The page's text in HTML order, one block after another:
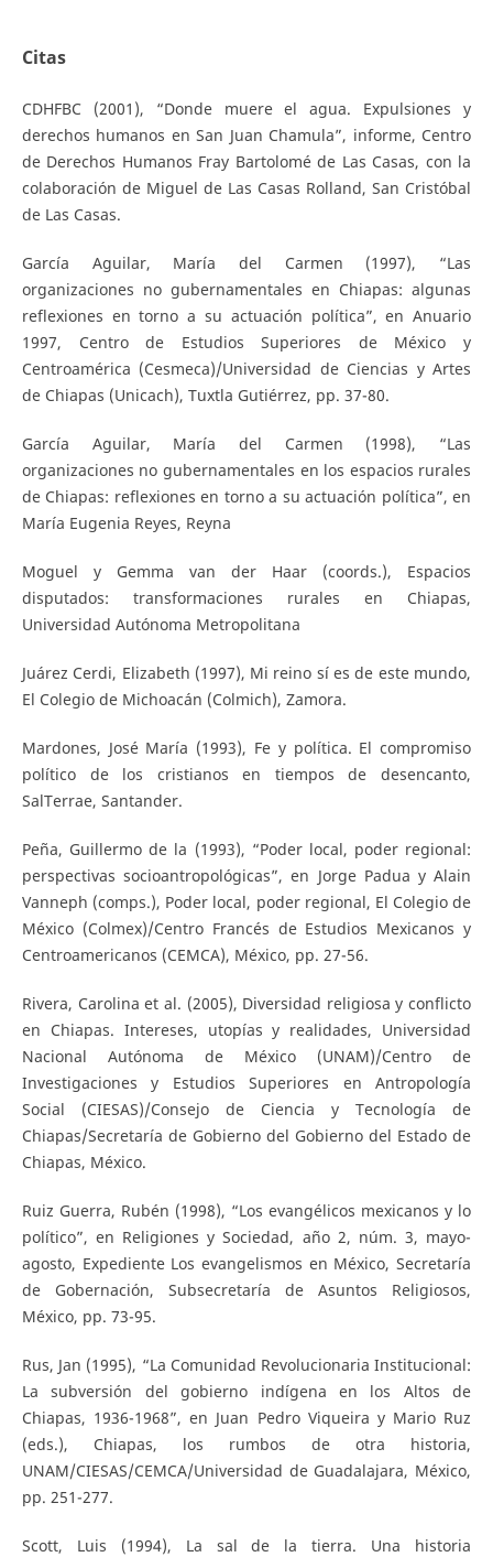
Citas
CDHFBC (2001), “Donde muere el agua. Expulsiones y
derechos humanos en San Juan Chamula”, informe, Centro
de Derechos Humanos Fray Bartolomé de Las Casas, con la
colaboración de Miguel de Las Casas Rolland, San Cristóbal
de Las Casas.
García Aguilar, María del Carmen (1997), “Las
organizaciones no gubernamentales en Chiapas: algunas
reflexiones en torno a su actuación política”, en Anuario
1997, Centro de Estudios Superiores de México y
Centroamérica (Cesmeca)/Universidad de Ciencias y Artes
de Chiapas (Unicach), Tuxtla Gutiérrez, pp. 37-80.
García Aguilar, María del Carmen (1998), “Las
organizaciones no gubernamentales en los espacios rurales
de Chiapas: reflexiones en torno a su actuación política”, en
María Eugenia Reyes, Reyna
Moguel y Gemma van der Haar (coords.), Espacios
disputados: transformaciones rurales en Chiapas,
Universidad Autónoma Metropolitana
Juárez Cerdi, Elizabeth (1997), Mi reino sí es de este mundo,
El Colegio de Michoacán (Colmich), Zamora.
Mardones, José María (1993), Fe y política. El compromiso
político de los cristianos en tiempos de desencanto,
SalTerrae, Santander.
Peña, Guillermo de la (1993), “Poder local, poder regional:
perspectivas socioantropológicas”, en Jorge Padua y Alain
Vanneph (comps.), Poder local, poder regional, El Colegio de
México (Colmex)/Centro Francés de Estudios Mexicanos y
Centroamericanos (CEMCA), México, pp. 27-56.
Rivera, Carolina et al. (2005), Diversidad religiosa y conflicto
en Chiapas. Intereses, utopías y realidades, Universidad
Nacional Autónoma de México (UNAM)/Centro de
Investigaciones y Estudios Superiores en Antropología
Social (CIESAS)/Consejo de Ciencia y Tecnología de
Chiapas/Secretaría de Gobierno del Gobierno del Estado de
Chiapas, México.
Ruiz Guerra, Rubén (1998), “Los evangélicos mexicanos y lo
político”, en Religiones y Sociedad, año 2, núm. 3, mayo-
agosto, Expediente Los evangelismos en México, Secretaría
de Gobernación, Subsecretaría de Asuntos Religiosos,
México, pp. 73-95.
Rus, Jan (1995), “La Comunidad Revolucionaria Institucional:
La subversión del gobierno indígena en los Altos de
Chiapas, 1936-1968”, en Juan Pedro Viqueira y Mario Ruz
(eds.), Chiapas, los rumbos de otra historia,
UNAM/CIESAS/CEMCA/Universidad de Guadalajara, México,
pp. 251-277.
Scott, Luis (1994), La sal de la tierra. Una historia